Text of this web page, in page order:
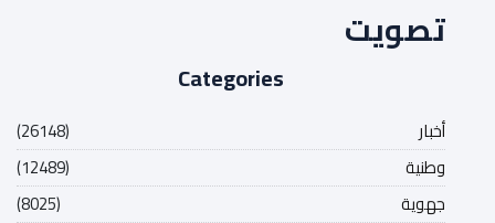
تصويت
Categories
أخبار
(26148)
وطنية
(12489)
جهوية
(8025)